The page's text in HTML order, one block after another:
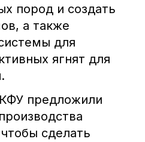
пород и создать
а также
для
ягнят для
предложили
сделать